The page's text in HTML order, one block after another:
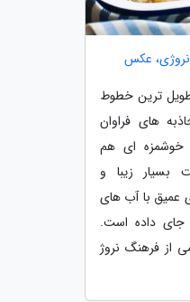
طویل ترین خطوط
های فراوان
خوشمزه ای هم
بسیار زیبا و
عمیق با آب های
جای داده است.
از فرهنگ نروژ